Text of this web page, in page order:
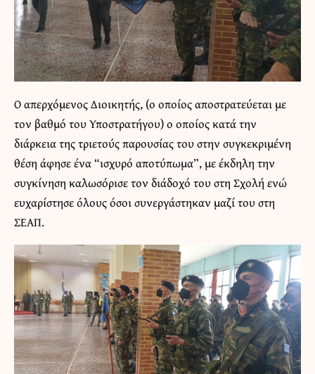
Ο απερχόμενος Διοικητής, (ο οποίος αποστρατεύεται με
τον βαθμό του Υποστρατήγου) ο οποίος κατά την
διάρκεια της τριετούς παρουσίας του στην συγκεκριμένη
θέση άφησε ένα “ισχυρό αποτύπωμα”, με έκδηλη την
συγκίνηση καλωσόρισε τον διάδοχό του στη Σχολή ενώ
ευχαρίστησε όλους όσοι συνεργάστηκαν μαζί του στη
ΣΕΑΠ.